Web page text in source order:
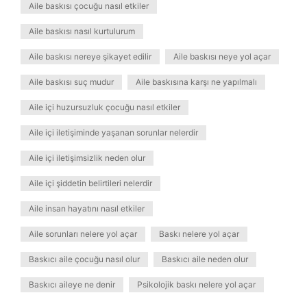
Aile baskısı çocuğu nasıl etkiler
Aile baskısı nasıl kurtulurum
Aile baskısı nereye şikayet edilir Aile baskısı neye yol açar
Aile baskısı suç mudur Aile baskısına karşı ne yapılmalı
Aile içi huzursuzluk çocuğu nasıl etkiler
Aile içi iletişiminde yaşanan sorunlar nelerdir
Aile içi iletişimsizlik neden olur
Aile içi şiddetin belirtileri nelerdir
Aile insan hayatını nasıl etkiler
Aile sorunları nelere yol açar Baskı nelere yol açar
Baskıcı aile çocuğu nasıl olur Baskıcı aile neden olur
Baskıcı aileye ne denir Psikolojik baskı nelere yol açar